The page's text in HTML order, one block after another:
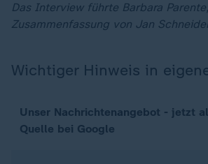
Das Interview führte Barbara Parente,
Zusammenfassung von Jan
Wichtiger Hinweis in
Unser Nachrichtenangebot - jetzt
Quelle bei Google